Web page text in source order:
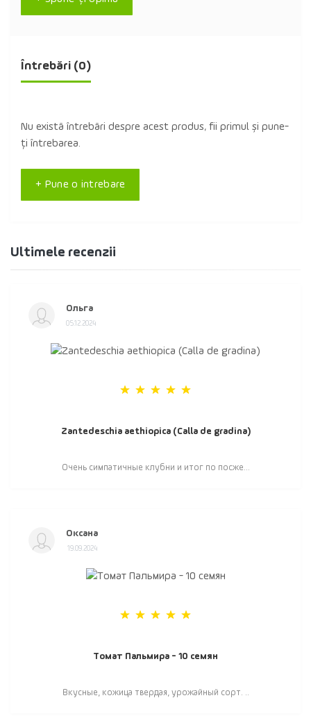
Întrebări (0)
Nu există întrebări despre acest produs, fii primul și pune-
ți întrebarea.
+ Pune o intrebare
Ultimele recenzii
Ольга
05.12.2024
Zantedeschia aethiopica (Calla de gradina)
Очень симпатичные клубни и итог по посже...
Оксана
19.09.2024
Томат Пальмира - 10 семян
Вкусные, кожица твердая, урожайный сорт. ..